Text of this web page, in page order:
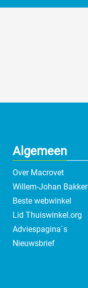
Algemeen
Over Macrovet
Willem-Johan Bakker
Beste webwinkel
Lid Thuiswinkel.org
Adviespagina`s
Nieuwsbrief